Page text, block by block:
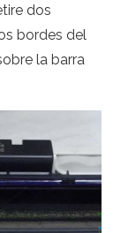
dos
bordes del
la barra